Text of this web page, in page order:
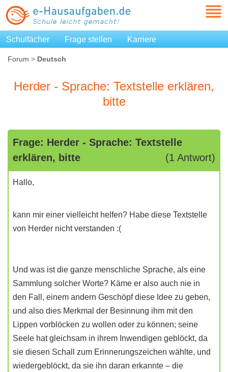
Schulfächer Frage stellen Karriere
Forum > Deutsch
Herder - Sprache: Textstelle erklären,
bitte
Frage: Herder - Sprache: Textstelle
erklären, bitte
(1 Antwort)
Hallo,
kann mir einer vielleicht helfen? Habe diese Textstelle
von Herder nicht verstanden :(
Und was ist die ganze menschliche Sprache, als eine
Sammlung solcher Worte? Käme er also auch nie in
den Fall, einem andern Geschöpf diese Idee zu geben,
und also dies Merkmal der Besinnung ihm mit den
Lippen vorblöcken zu wollen oder zu können; seine
Seele hat gleichsam in ihrem Inwendigen geblöckt, da
sie diesen Schall zum Erinnerungszeichen wählte, und
wiedergeblöckt, da sie ihn daran erkannte – die